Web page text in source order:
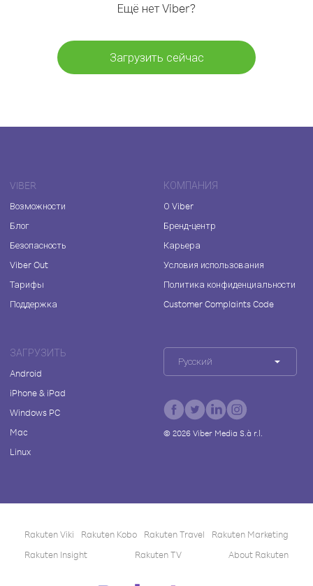
Ещё нет Viber?
Загрузить сейчас
VIBER
Возможности
Блог
Безопасность
Viber Out
Тарифы
Поддержка
КОМПАНИЯ
О Viber
Бренд-центр
Карьера
Условия использования
Политика конфиденциальности
Customer Complaints Code
ЗАГРУЗИТЬ
Android
iPhone & iPad
Windows PC
Mac
Linux
Русский
© 2026Viber Media S.à r.l.
Rakuten Viki Rakuten Kobo Rakuten Travel
Rakuten Marketing
Rakuten Insight
Rakuten TV About Rakuten